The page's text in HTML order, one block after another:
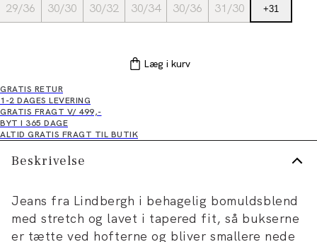
29/36
30/30 30/32 30/34 30/36 31/30 +31
Læg i kurv
GRATIS RETUR
1-2 DAGES LEVERING
GRATIS FRAGT V/ 499,-
BYT I 365 DAGE
ALTID GRATIS FRAGT TIL BUTIK
Beskrivelse
Jeans fra Lindbergh i behagelig bomuldsblend
med stretch og lavet i tapered fit, så bukserne
er tætte ved hofterne og bliver smallere nede